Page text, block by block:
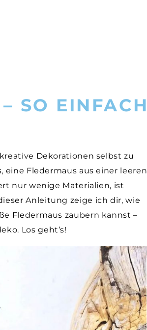
SO EINFACH
Dekorationen selbst zu
eine Fledermaus aus einer leeren
nur wenige Materialien, ist
Anleitung zeige ich dir, wie
Fledermaus zaubern kannst –
Los geht’s!